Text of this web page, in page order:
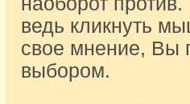
ведь кликнуть
свое мнение, Вы
выбором.